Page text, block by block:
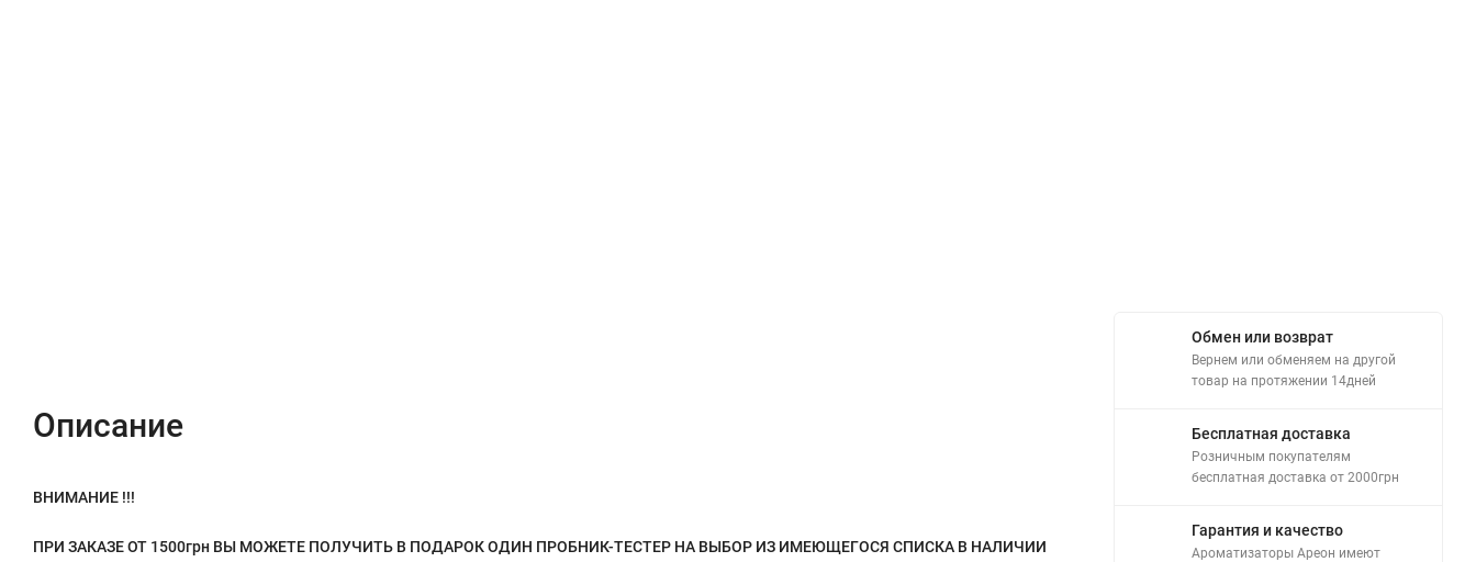
Описание
ВНИМАНИЕ !!!
ПРИ ЗАКАЗЕ ОТ 1500грн ВЫ МОЖЕТЕ ПОЛУЧИТЬ В ПОДАРОК ОДИН ПРОБНИК-ТЕСТЕР НА ВЫБОР ИЗ ИМЕЮЩЕГОСЯ СПИСКА В НАЛИЧИИ
Обмен или возврат
Вернем или обменяем на другой
товар на протяжении 14дней
Бесплатная доставка
Розничным покупателям
бесплатная доставка от 2000грн
Гарантия и качество
Ароматизаторы Ареон имеют